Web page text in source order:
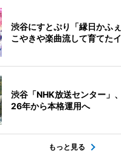
渋谷にすとぷり「縁日かふ
こやきや楽曲流して育てた
渋谷「NHK放送センター
26年から本格運用へ
もっと見る